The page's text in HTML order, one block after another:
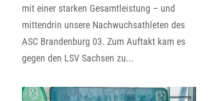
mit einer starken Gesamtleistung – und
mittendrin unsere Nachwuchsathleten des
ASC Brandenburg 03. Zum Auftakt kam es
gegen den LSV Sachsen zu...